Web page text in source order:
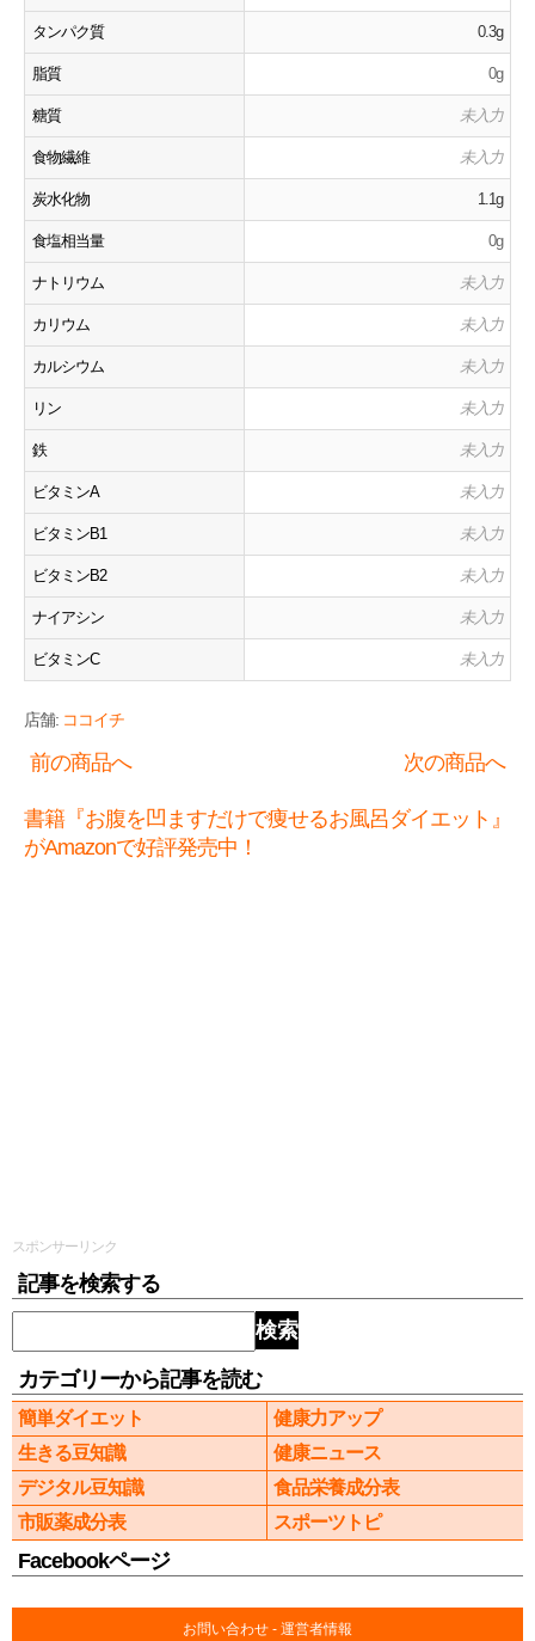
タンパク質 0.3g
脂質 0g
糖質 未入力
食物繊維 未入力
炭水化物 1.1g
食塩相当量 0g
ナトリウム 未入力
カリウム 未入力
カルシウム 未入力
リン 未入力
鉄 未入力
ビタミンA 未入力
ビタミンB1 未入力
ビタミンB2 未入力
ナイアシン 未入力
ビタミンC 未入力
店舗: ココイチ
前の商品へ 次の商品へ
書籍『お腹を凹ますだけで痩せるお風呂ダイエット』
がAmazonで好評発売中！
スポンサーリンク
記事を検索する
検索
カテゴリーから記事を読む
簡単ダイエット
健康力アップ
生きる豆知識
健康ニュース
デジタル豆知識
食品栄養成分表
市販薬成分表
スポーツトピ
Facebookページ
お問い合わせ - 運営者情報